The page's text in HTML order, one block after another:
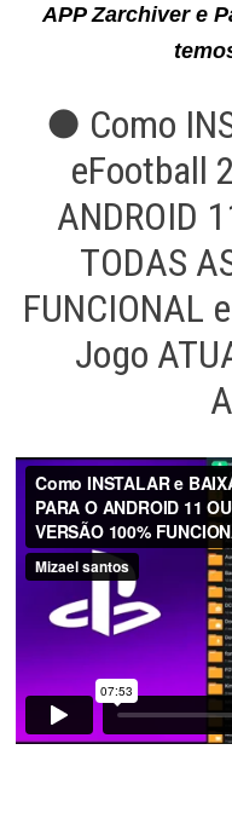
APP Zarchiver e
● Como
eFootball
ANDROID
TODAS
FUNCIONAL
Jogo